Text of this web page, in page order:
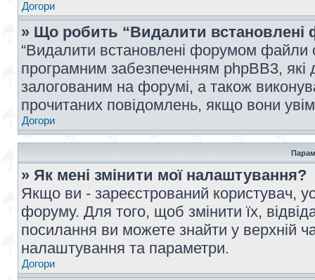
Догори
» Що робить “Видалити
“Видалити встановлені форумом файли
програмним забезпеченням phpBB3,
залогованим на форумі, а також
прочитаних повідомлень, якщо вони
Догори
» Як мені змінити мої налаштування?
Якщо ви - зареєстрований користувач,
форуму. Для того, щоб змінити їх,
посилання ви можете знайти у верхній
налаштування та параметри.
Догори